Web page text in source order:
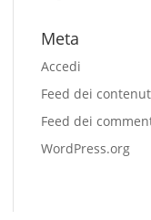
Meta
Accedi
Feed dei
Feed dei
WordPress.org